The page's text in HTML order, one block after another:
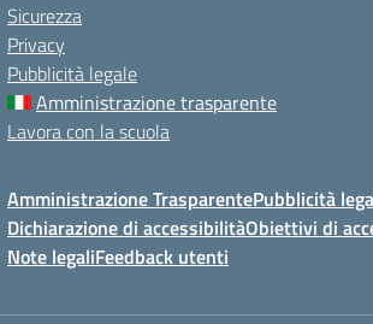
Sicurezza
Privacy
Pubblicità legale
Amministrazione trasparente
Lavora con la scuola
Amministrazione TrasparentePubblicità
Dichiarazione di accessibilitàObiettivi di
Note legaliFeedback utenti